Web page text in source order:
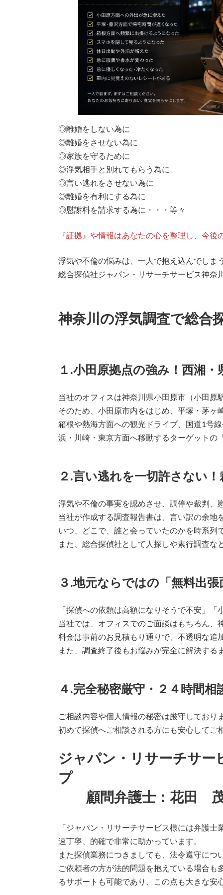
◎離婚をしない為に
◎離婚をさせない為に
◎家族を守るために
◎浮気相手と別れてもらう為に
◎言い逃れをさせない為に
◎離婚を有利にする為に
◎慰謝料を請求する為に・・・等々
『証拠』や情報はあなたの心を整理し、今
浮気や不倫の悩みは、一人で抱え込んでしま
総合探偵社ジャパン・リサーチサービス神奈
神奈川の浮気調査で総合
１.小田原拠点の強み！西湘
当社のオフィスは神奈川県小田原市（小田原
そのため、小田原市内をはじめ、平塚・茅ヶ
箱根や熱海方面への観光ドライブ、国道1号
浜・川崎・東京方面へ移動するターゲットの
２.言い逃れを一切許さない
浮気や不倫の事実を認めさせ、調停や裁判、
当社が作成する調査報告書は、言い訳の余地
いつ、どこで、誰と会っていたのかを時系列
また、総合探偵社として人探しや素行調査
３.地元ならではの「無料出
「探偵への依頼は高額になりそうで不安」
当社では、オフィスでのご面談はもちろん、
料金は事前のお見積もり通りで、不透明な追
また、調査終了後もお悩みが完全に解決する
４.完全秘密厳守・２４時間相
ご相談内容や個人情報の秘密は厳守しており
初めて探偵へご相談される方にも安心してご
ジャパン・リサーチサー
顧問弁護士：花田 茂
「ジャパン・リサーチサービス様には弁護
速丁寧、的確で非常に助かっています。
また探偵業務につきましても、法令遵守に
ご依頼者の方が法的問題を抱えている場合
るサポートも可能であり、この点も大きな安